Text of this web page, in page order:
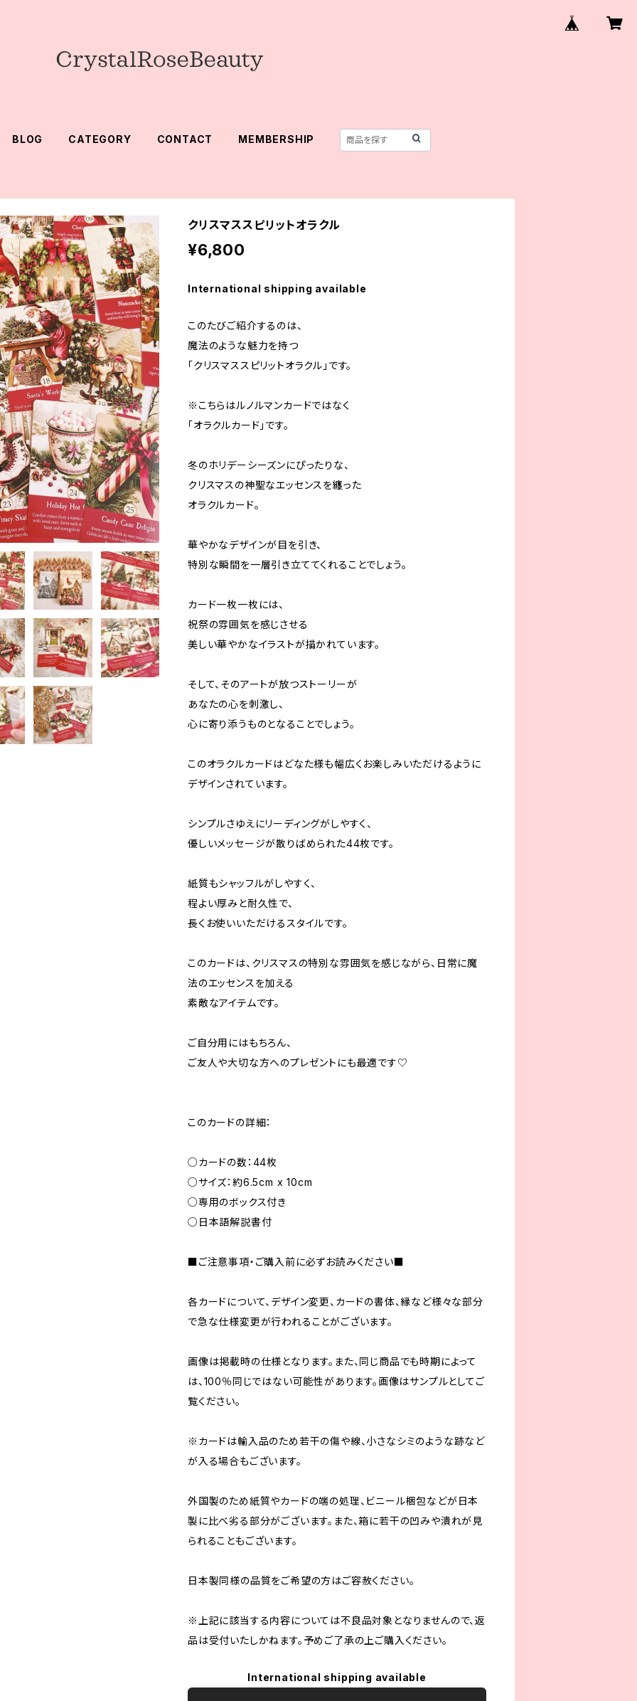
BLOG CATEGORY CONTACT MEMBERSHIP
クリスマススピリットオラクル
¥6,800
International shipping available
このたびご紹介するのは、
魔法のような魅力を持つ
「クリスマススピリットオラクル」です。
※こちらはルノルマンカードではなく
「オラクルカード」です。
冬のホリデーシーズンにぴったりな、
クリスマスの神聖なエッセンスを纏った
オラクルカード。
華やかなデザインが目を引き、
特別な瞬間を一層引き立ててくれることでしょう。
カード一枚一枚には、
祝祭の雰囲気を感じさせる
美しい華やかなイラストが描かれています。
そして、そのアートが放つストーリーが
あなたの心を刺激し、
心に寄り添うものとなることでしょう。
このオラクルカードはどなた様も幅広くお楽しみいただけるように
デザインされています。
シンプルさゆえにリーディングがしやすく、
優しいメッセージが散りばめられた44枚です。
紙質もシャッフルがしやすく、
程よい厚みと耐久性で、
長くお使いいただけるスタイルです。
このカードは、クリスマスの特別な雰囲気を感じながら、日常に魔
法のエッセンスを加える
素敵なアイテムです。
ご自分用にはもちろん、
ご友人や大切な方へのプレゼントにも最適です♡
このカードの詳細：
○カードの数：44枚
○サイズ：約6.5cm x 10cm
○専用のボックス付き
○日本語解説書付
■ご注意事項・ご購入前に必ずお読みください■
各カードについて、デザイン変更、カードの書体、縁など様々な部分
で急な仕様変更が行われることがございます。
画像は掲載時の仕様となります。また、同じ商品でも時期によって
は、100％同じではない可能性があります。画像はサンプルとしてご
覧ください。
※カードは輸入品のため若干の傷や線、小さなシミのような跡など
が入る場合もございます。
外国製のため紙質やカードの端の処理、ビニール梱包などが日本
製に比べ劣る部分がございます。また、箱に若干の凹みや潰れが見
られることもございます。
日本製同様の品質をご希望の方はご容赦ください。
※上記に該当する内容については不良品対象となりませんので、返
品は受付いたしかねます。予めご了承の上ご購入ください。
International shipping available